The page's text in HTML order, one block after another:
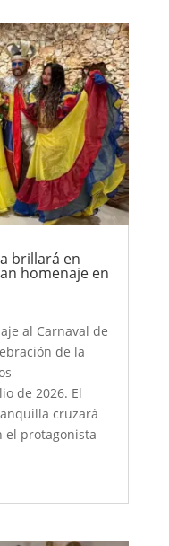
brillará en
homenaje en
al Carnaval de
de la
de 2026. El
cruzará
el protagonista